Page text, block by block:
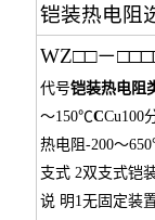
铠装热电阻
WZ□□－
代号铠装热电阻
～150℃CCu100
热电阻-200～
支式 2双支式铠
说 明 1无固定装